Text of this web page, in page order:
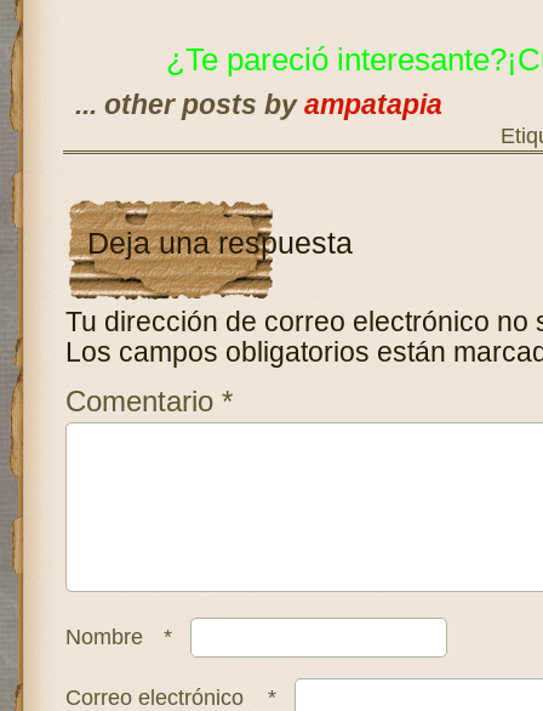
¿Te pareció
... other posts byampatapia
Deja una respuesta
Tu dirección de correo electrónico no
Los campos obligatorios están
Comentario *
Nombre *
Correo electrónico *